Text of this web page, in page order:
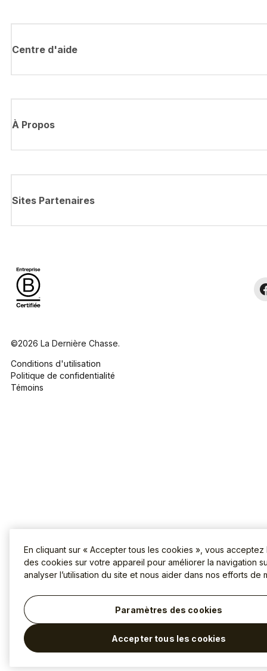
Centre d'aide
À Propos
Sites Partenaires
©2026 La Dernière Chasse.
Conditions d'utilisation
Politique de confidentialité
Témoins
En cliquant sur « Accepter tous les cookies », vous
des cookies sur votre appareil pour améliorer la navigation
analyser l’utilisation du site et nous aider dans nos efforts de
Paramètres des cookies
Accepter tous les cookies